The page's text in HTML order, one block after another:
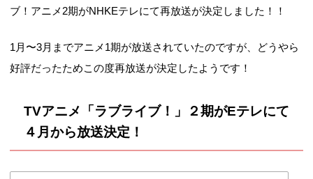
ブ！アニメ2期がNHKEテレにて再放送が決定しました！！
1月〜3月までアニメ1期が放送されていたのですが、どうやら
好評だったためこの度再放送が決定したようです！
TVアニメ「ラブライブ！」２期がEテレにて
４月から放送決定！